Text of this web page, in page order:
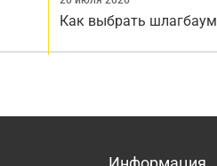
Как выбрать шлагбаум